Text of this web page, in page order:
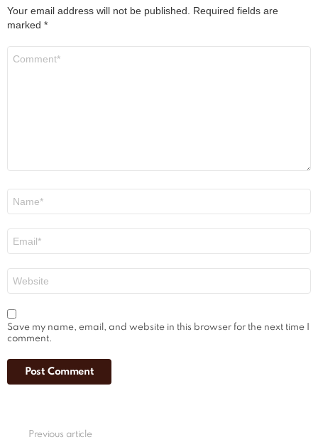
Your email address will not be published.
Required fields are
marked *
Save my name, email, and website in this browser for the next time I
comment.
Previous article